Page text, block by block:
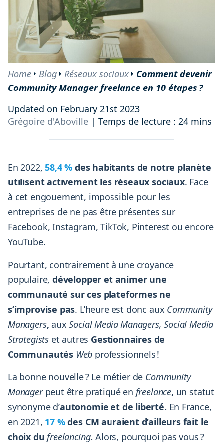
# 8 Onboarder ses premiers clients en tant que CM freelance
# 9 Organiser son planning de Community Manager
indépendant
# 10 Développer son activité de Social Media Manager
freelance
Devenir Community Manager freelance : le mot de la fin
Home Blog Réseaux sociaux
Comment devenir
Community Manager freelance en 10 étapes ?
Updated on February 21st 2023
Grégoire d'Aboville | Temps de lecture : 24 mins
En 2022, 58,4 % des habitants de notre planète
utilisent activement les réseaux sociaux. Face
à cet engouement, impossible pour les
entreprises de ne pas être présentes sur
Facebook, Instagram, TikTok, Pinterest ou encore
YouTube.
Pourtant, contrairement à une croyance
populaire, développer et animer une
communauté sur ces plateformes ne
s’improvise pas. L’heure est donc aux Community
Managers, auxSocial Media Managers, Social Media
Strategists et autres Gestionnaires de
Communautés Web professionnels !
La bonne nouvelle ? Le métier de Community
Manager peut être pratiqué en freelance, un statut
synonyme d’autonomie et de liberté. En France,
en 2021, 17 %des CM auraient d’ailleurs fait le
choix dufreelancing.Alors, pourquoi pas vous ?